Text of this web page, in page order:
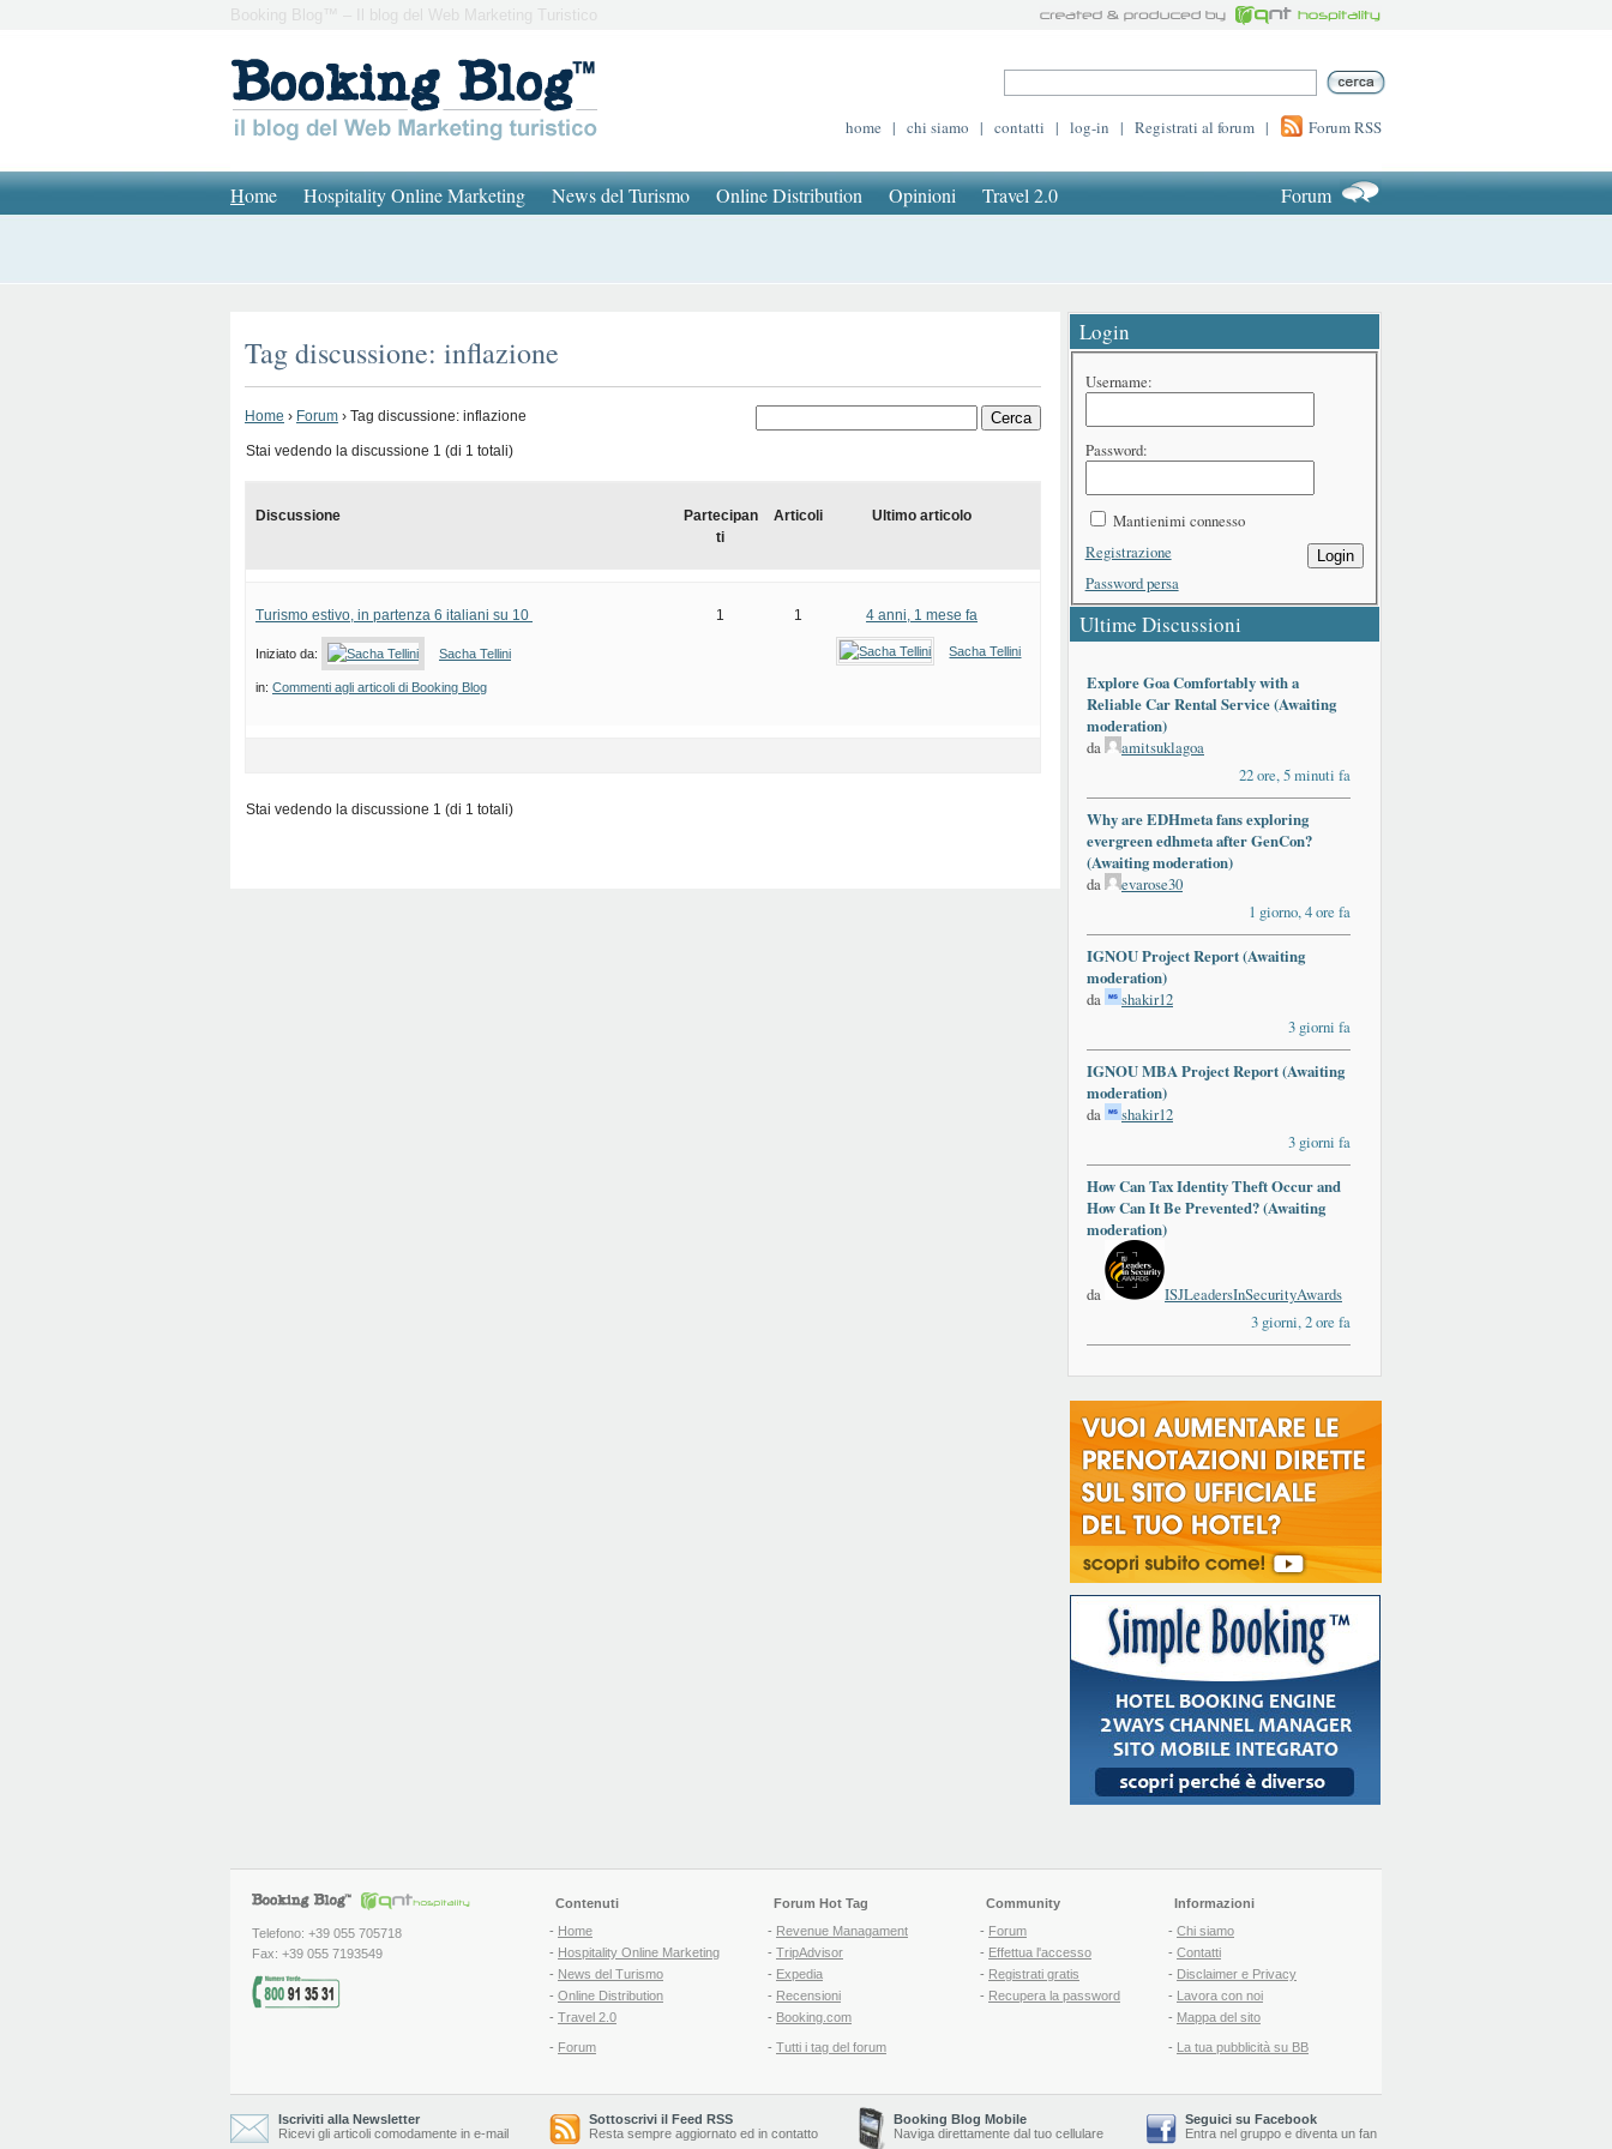
Booking Blog™ – Il blog del Web Marketing Turistico
home | chi siamo | contatti | log-in | Registrati al forum | Forum RSS
Home Hospitality Online Marketing News del Turismo Online Distribution Opinioni Travel 2.0 Forum
Tag discussione: inflazione
Home › Forum › Tag discussione: inflazione
Stai vedendo la discussione 1 (di 1 totali)
Discussione
Partecipan
ti
Articoli Ultimo articolo
Turismo estivo, in partenza 6 italiani su 10
Iniziato da: Sacha Tellini
in: Commenti agli articoli di Booking Blog
1 1 4 anni, 1 mese fa
Sacha Tellini
Stai vedendo la discussione 1 (di 1 totali)
Login
Username:
Password:
Mantienimi connesso
Login
Registrazione
Password persa
Ultime Discussioni
Explore Goa Comfortably with a
Reliable Car Rental Service (Awaiting
moderation)
da
amitsuklagoa
22 ore, 5 minuti fa
Why are EDHmeta fans exploring
evergreen edhmeta after GenCon?
(Awaiting moderation)
da
evarose30
1 giorno, 4 ore fa
IGNOU Project Report (Awaiting
moderation)
da
shakir12
3 giorni fa
IGNOU MBA Project Report (Awaiting
moderation)
da
shakir12
3 giorni fa
How Can Tax Identity Theft Occur and
How Can It Be Prevented? (Awaiting
moderation)
da
ISJLeadersInSecurityAwards
3 giorni, 2 ore fa
Telefono: +39 055 705718
Fax: +39 055 7193549
Contenuti
- Home
- Hospitality Online Marketing
- News del Turismo
- Online Distribution
- Travel 2.0
- Forum
Forum Hot Tag
- Revenue Managament
- TripAdvisor
- Expedia
- Recensioni
- Booking.com
- Tutti i tag del forum
Community
- Forum
- Effettua l'accesso
- Registrati gratis
- Recupera la password
Informazioni
- Chi siamo
- Contatti
- Disclaimer e Privacy
- Lavora con noi
- Mappa del sito
- La tua pubblicità su BB
Iscriviti alla Newsletter
Ricevi gli articoli comodamente in e-mail
Sottoscrivi il Feed RSS
Resta sempre aggiornato ed in contatto
Booking Blog Mobile
Naviga direttamente dal tuo cellulare
Seguici su Facebook
Entra nel gruppo e diventa un fan